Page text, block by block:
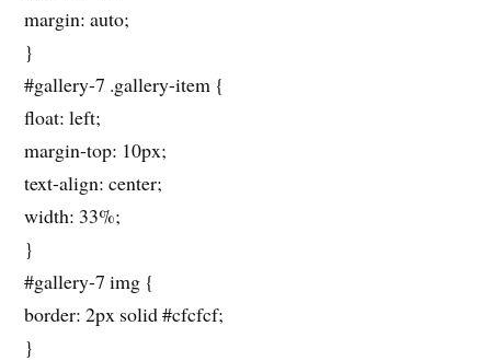
margin: auto;
}
#gallery-7 .gallery-item {
float: left;
margin-top: 10px;
text-align: center;
width: 33%;
}
#gallery-7 img {
border: 2px solid #cfcfcf;
}